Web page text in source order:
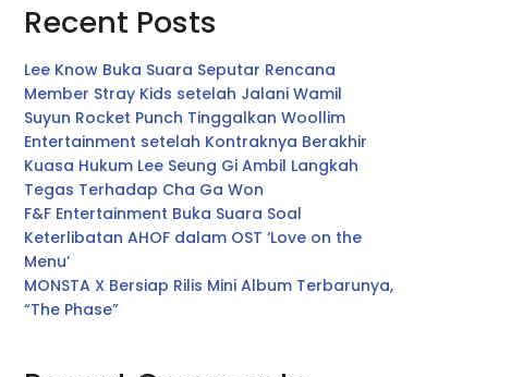
Recent Posts
Lee Know Buka Suara Seputar Rencana
Member Stray Kids setelah Jalani Wamil
Suyun Rocket Punch Tinggalkan Woollim
Entertainment setelah Kontraknya Berakhir
Kuasa Hukum Lee Seung Gi Ambil Langkah
Tegas Terhadap Cha Ga Won
F&F Entertainment Buka Suara Soal
Keterlibatan AHOF dalam OST ‘Love on the
Menu’
MONSTA X Bersiap Rilis Mini Album Terbarunya,
“The Phase”